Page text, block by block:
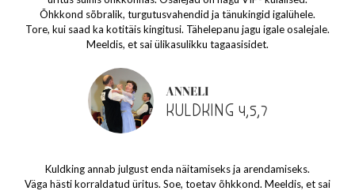
Õhkkond sõbralik, turgutusvahendid ja tänukingid igalühele.
Tore, kui saad ka kotitäis kingitusi. Tähelepanu jagu igale osalejale.
Meeldis, et sai ülikasulikku tagaasisidet.
ANNELI
KULDKING 4,5,7
Kuldking annab julgust enda näitamiseks ja arendamiseks.
Väga hästi korraldatud üritus. Soe, toetav õhkkond. Meeldis, et sai